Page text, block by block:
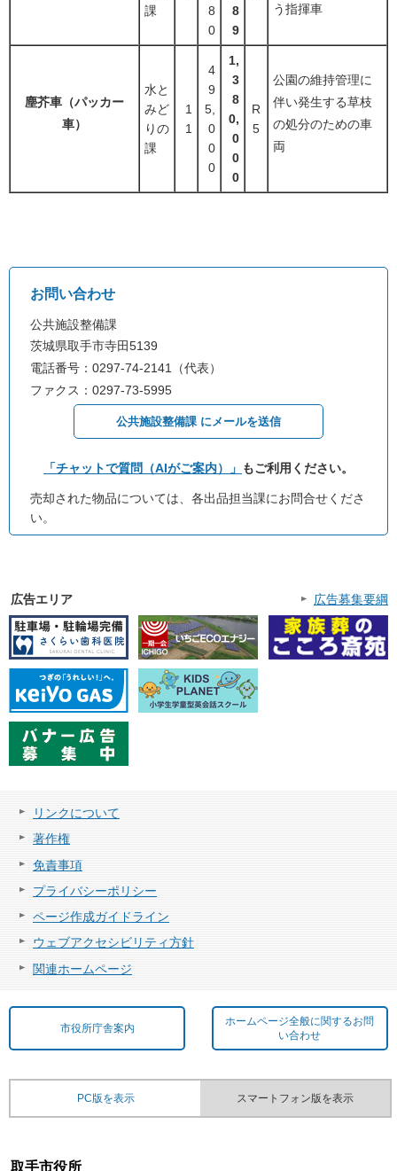
課
8
0
8
9
う指揮車
塵芥車（パッカー
車）
水と
みど
りの
課
1
1
4
9
5,
0
0
0
1,
3
8
0,
0
0
0
R
5
公園の維持管理に
伴い発生する草枝
の処分のための車
両
お問い合わせ
公共施設整備課
茨城県取手市寺田5139
電話番号：0297-74-2141（代表）
ファクス：0297-73-5995
公共施設整備課 にメールを送信
「チャットで質問（AIがご案内）」 もご利用ください。
売却された物品については、各出品担当課にお問合せくださ
い。
広告エリア 広告募集要綱
リンクについて
著作権
免責事項
プライバシーポリシー
ページ作成ガイドライン
ウェブアクセシビリティ方針
関連ホームページ
市役所庁舎案内
ホームページ全般に関するお問
い合わせ
PC版を表示 スマートフォン版を表示
取手市役所